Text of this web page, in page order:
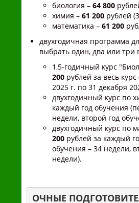
биология – 64 800
химия – 61 200 рублей
математика – 61 200
двухгодичная программа
выбрать один, два или три
1,5-годичный курс
200 рублей за весь
2025 г. по 31 декабря
двухгодичный курс по
каждый год обучения
недели, второй год
двухгодичный курс по
200 рублей за каждый
обучения – 34 недели,
недели).
ОЧНЫЕ